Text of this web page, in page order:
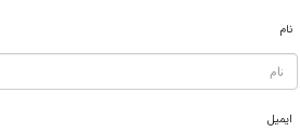
نام
ایمیل